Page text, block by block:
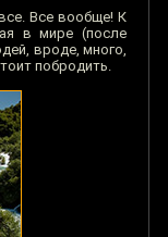
Все вообще! К
в мире (после
вроде, много,
побродить.